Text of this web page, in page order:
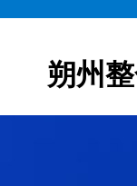
朔州